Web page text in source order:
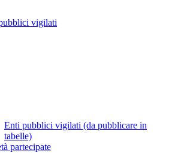
vigilati
Enti pubblici vigilati (da pubblicare in
tabelle)
partecipate